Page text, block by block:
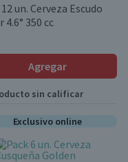
un. Cerveza Escudo
4.6° 350 cc
Agregar
sin calificar
Exclusivo online